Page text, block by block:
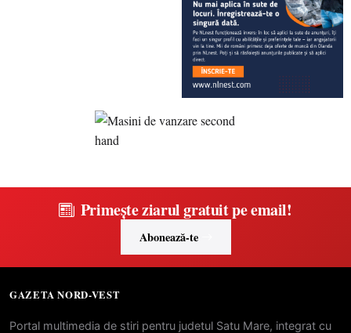
Primește ziarul gratuit pe email!
Abonează-te
GAZETA NORD-VEST
Portal multimedia de stiri pentru judetul Satu Mare, integrat cu